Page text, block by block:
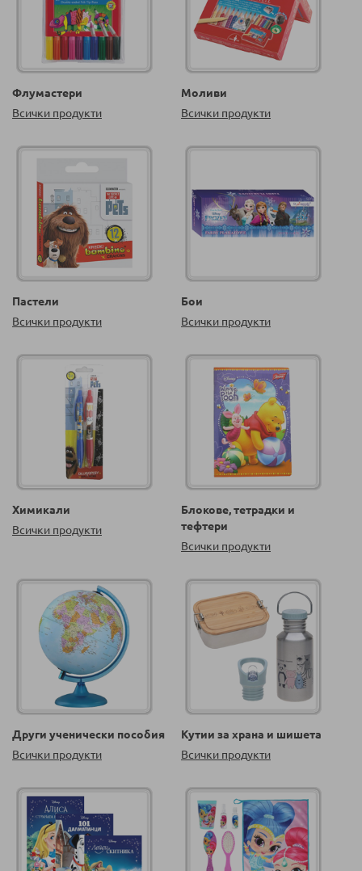
Флумастери
Всички продукти
Моливи
Всички продукти
Пастели
Всички продукти
Бои
Всички продукти
Химикали
Всички продукти
Блокове, тетрадки и
тефтери
Всички продукти
Други ученически пособия
Всички продукти
Кутии за храна и шишета
Всички продукти